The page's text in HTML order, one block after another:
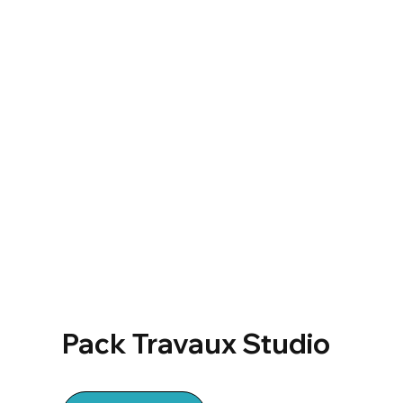
Pack Travaux Studio